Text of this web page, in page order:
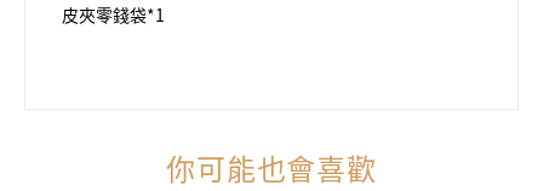
皮夾零錢袋*1
你可能也會喜歡